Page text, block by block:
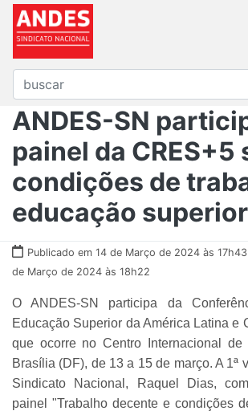
ANDES-SN
painel da CRES+5
condições de
educação superior
Publicado em 14 de Março de 2024 às
de Março de 2024 às 18h22
O ANDES-SN participa da
Educação Superior da América Latina e
que ocorre no Centro Internacional de
Brasília (DF), de 13 a 15 de março. A 1ª
Sindicato Nacional, Raquel Dias,
painel "Trabalho decente e condições